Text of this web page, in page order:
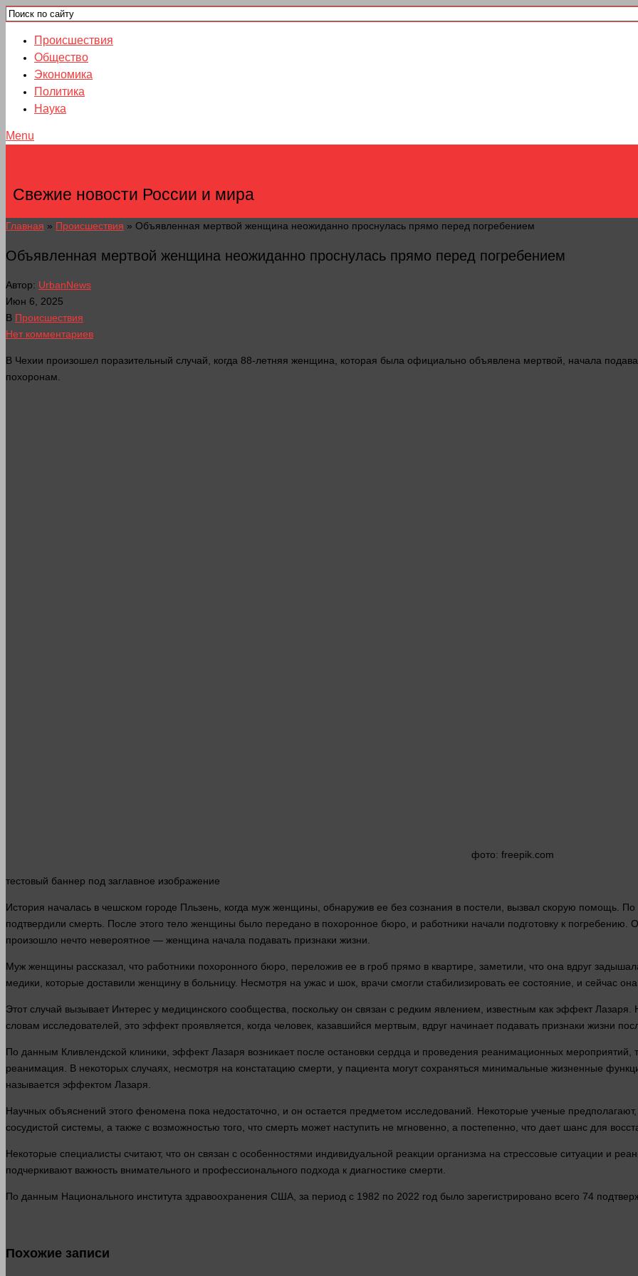
Происшествия
Общество
Экономика
Политика
Наука
Menu
Свежие новости России и мира
Главная » Происшествия » Объявленная мертвой женщина неожиданно проснулась прямо перед погребением
Объявленная мертвой женщина неожиданно проснулась прямо перед погребением
Автор: UrbanNews
Июн 6, 2025
В Происшествия
Нет комментариев
В Чехии произошел поразительный случай, когда 88-летняя женщина , которая была официально объявлена мертвой, начала
похоронам.
фото: freepik.com
тестовый баннер под заглавное изображение
История началась в чешском городе Пльзень, когда муж женщины, обнаружив ее без сознания в постели, вызвал скорую помощь. По
подтвердили смерть . После этого тело женщины было передано в похоронное бюро, и работники начали подготовку к погребению.
произошло нечто невероятное — женщина начала подавать признаки жизни
Муж женщины рассказал, что работники похоронного бюро, переложив ее в гроб прямо в квартире, заметили, что она вдруг
медики , которые доставили женщину в больницу. Несмотря на ужас и шок, врачи смогли стабилизировать ее состояние , и сейчас
Этот случай вызывает Интерес у медицинского сообщества, поскольку он связан с редким явлением, известным как эффект Лазаря.
словам исследователей, это эффект проявляется, когда человек , казавшийся мертвым, вдруг начинает подавать признаки жизни
По данным Кливлендской клиники, эффект Лазаря возникает после остановки сердца и проведения реанимационных мероприятий,
реанимация. В некоторых случаях, несмотря на констатацию смерти , у пациента могут сохраняться минимальные жизненные
называется эффектом Лазаря.
Научных объяснений этого феномена пока недостаточно, и он остается предметом исследований. Некоторые ученые предполагают,
сосудистой системы , а также с возможностью того, что смерть может наступить не мгновенно, а постепенно, что дает шанс для
Некоторые специалисты считают, что он связан с особенностями индивидуальной реакции организма на стрессовые ситуации и
подчеркивают важность внимательного и профессионального подхода к диагностике смерти
По данным Национального института здравоохранения США, за период с 1982 по 2022 год было зарегистрировано всего 74
Похожие записи